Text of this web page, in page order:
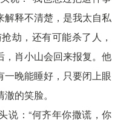
释不清楚，是我太自私
劫，还有可能杀了人，
，肖小山会回来报复。他
晚能睡好，只要闭上眼
的笑脸。
说：“何齐年你撒谎，你